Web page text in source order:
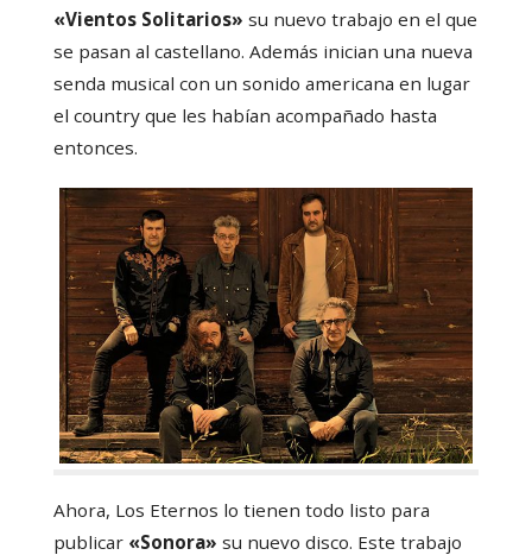
«Vientos Solitarios» su nuevo trabajo en el que
se pasan al castellano. Además inician una nueva
senda musical con un sonido americana en lugar
el country que les habían acompañado hasta
entonces.
Ahora, Los Eternos lo tienen todo listo para
publicar «Sonora» su nuevo disco. Este trabajo